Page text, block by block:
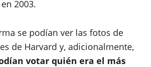
2003.
se podían ver las fotos de
de Harvard y, adicionalmente,
votar quién era el más